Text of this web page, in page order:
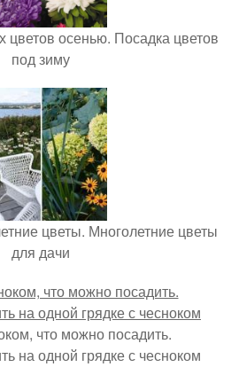
цветов осенью. Посадка цветов
под зиму
цветы. Многолетние цветы
для дачи
что можно посадить.
на одной грядке с чесноком